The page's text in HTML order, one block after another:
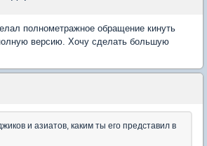
полнометражное обращение кинуть
версию. Хочу сделать большую
и азиатов, каким ты его представил в